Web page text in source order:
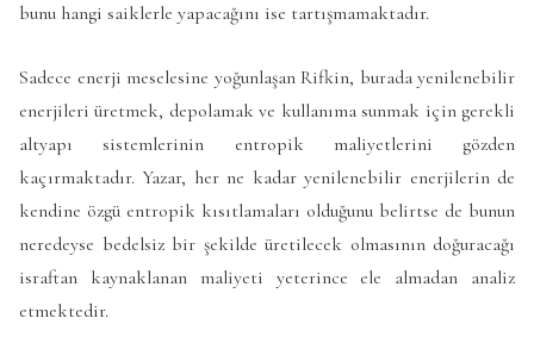
bunu hangi saiklerle yapacağını ise tartışmamaktadır.
Sadece enerji meselesine yoğunlaşan Rifkin, burada yenilenebilir
enerjileri üretmek, depolamak ve kullanıma sunmak için gerekli
altyapı sistemlerinin entropik maliyetlerini gözden
kaçırmaktadır. Yazar, her ne kadar yenilenebilir enerjilerin de
kendine özgü entropik kısıtlamaları olduğunu belirtse de bunun
neredeyse bedelsiz bir şekilde üretilecek olmasının doğuracağı
israftan kaynaklanan maliyeti yeterince ele almadan analiz
etmektedir.